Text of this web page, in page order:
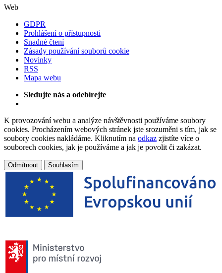
Web
GDPR
Prohlášení o přístupnosti
Snadné čtení
Zásady používání souborů cookie
Novinky
RSS
Mapa webu
Sledujte nás a odebírejte
K provozování webu a analýze návštěvnosti používáme soubory
cookies. Procházením webových stránek jste srozuměni s tím, jak se
soubory cookies nakládáme. Kliknutím na odkaz zjistíte více o
souborech cookies, jak je používáme a jak je povolit či zakázat.
Odmítnout Souhlasím